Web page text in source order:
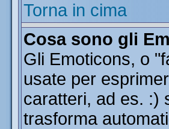
Torna in cima
Cosa sono gli
Gli Emoticons, o
usate per
caratteri, ad es. :)
trasforma